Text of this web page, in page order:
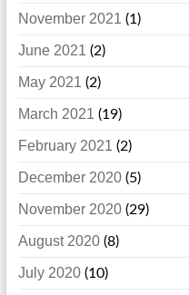
November 2021 (1)
June 2021 (2)
May 2021 (2)
March 2021 (19)
February 2021 (2)
December 2020(5)
November 2020(29)
August 2020(8)
July 2020(10)